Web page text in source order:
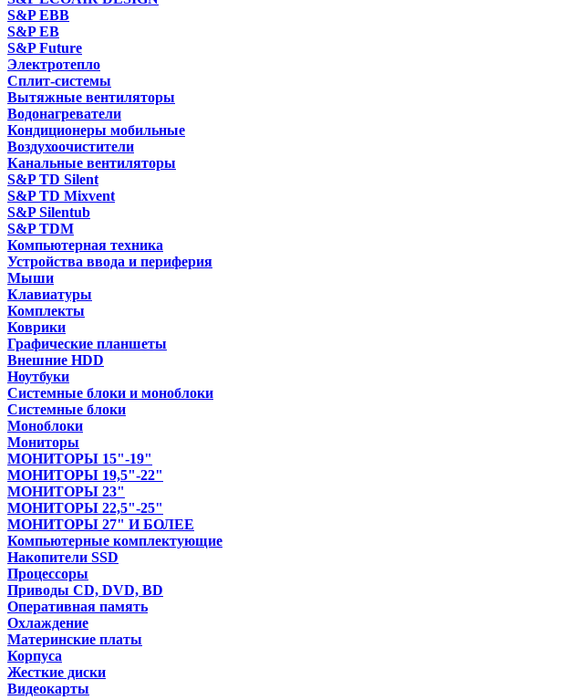
S&P EBB
S&P EB
S&P Future
Электротепло
Сплит-системы
Вытяжные вентиляторы
Водонагреватели
Кондиционеры мобильные
Воздухоочистители
Канальные вентиляторы
S&P TD Silent
S&P TD Mixvent
S&P Silentub
S&P TDM
Компьютерная техника
Устройства ввода и периферия
Мыши
Клавиатуры
Комплекты
Коврики
Графические планшеты
Внешние HDD
Ноутбуки
Системные блоки и моноблоки
Системные блоки
Моноблоки
Мониторы
МОНИТОРЫ 15"-19"
МОНИТОРЫ 19,5"-22"
МОНИТОРЫ 23"
МОНИТОРЫ 22,5"-25"
МОНИТОРЫ 27" И БОЛЕЕ
Компьютерные комплектующие
Накопители SSD
Процессоры
Приводы CD, DVD, BD
Оперативная память
Охлаждение
Материнские платы
Корпуса
Жесткие диски
Видеокарты